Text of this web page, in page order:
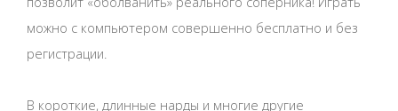
можно с компьютером совершенно бесплатно и без
регистрации.
В короткие, длинные нарды и многие другие